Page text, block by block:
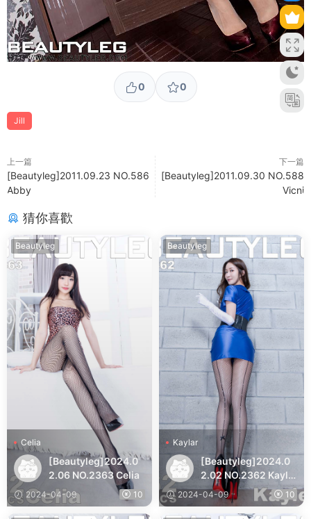
0 0
Jill
上一篇
[Beautyleg]2011.09.23 NO.586
Abby
下一篇
[Beautyleg]2011.09.30 NO.588
Vicni
猜你喜歡
Beautyleg
Celia
[Beautyleg]2024.0
2.06 NO.2363 Celia
2024-04-09 10
Beautyleg
Kaylar
[Beautyleg]2024.0
2.02 NO.2362 Kayla
r
2024-04-09 10